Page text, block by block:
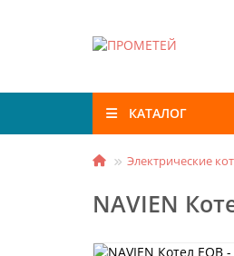
КАТАЛОГ
Электрические
NAVIEN